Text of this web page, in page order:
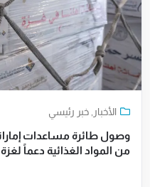
الأخبار ,خبر رئيسي
من المواد الغذائية دعماً لغزة